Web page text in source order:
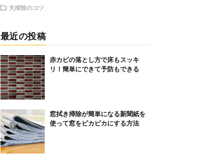
大掃除のコツ
最近の投稿
赤カビの落とし方で床もスッキ
リ！簡単にできて予防もできる
窓拭き掃除が簡単になる新聞紙を
使って窓をピカピカにする方法